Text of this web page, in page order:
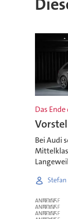
Das
Bei Audi
ANZEIGE
ANZEIGE
ANZEIGE